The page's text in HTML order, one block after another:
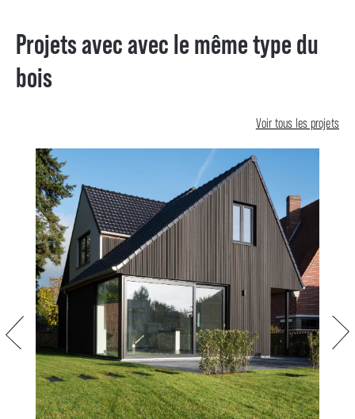
Projets avec avec le même type du
bois
Voir tous les projets
Précédent